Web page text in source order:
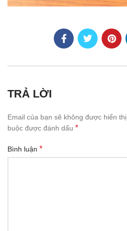
TRẢ LỜI
Email của bạn sẽ không được hiển
buộc được đánh dấu *
Bình luận *